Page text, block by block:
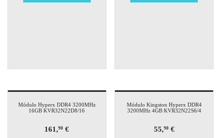
Módulo Hyperx DDR4 3200MHz
16GB KVR32N22D8/16
161,90 €
Módulo Kingston Hyperx DDR4
3200MHz 4GB KVR32N22S6/4
55,90€